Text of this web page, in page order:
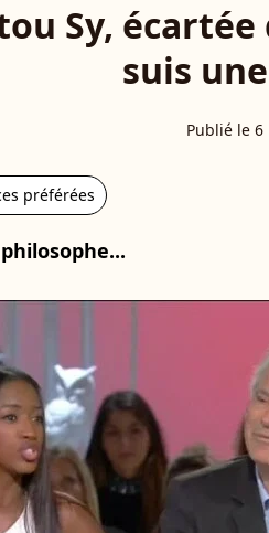
Sy, écartée
suis
Publié le 6
préférées